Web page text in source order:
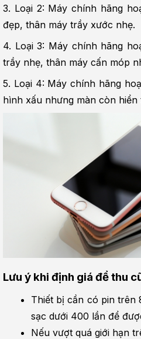
3. Loại 2: Máy chính hãng
đẹp, thân máy trầy xước nhẹ.
4. Loại 3: Máy chính hãng
trầy nhẹ, thân máy cấn móp
5. Loại 4: Máy chính hãng
hình xấu nhưng màn còn
Lưu ý khi định giá để thu
Thiết bị cần có pin trên
sạc dưới 400 lần để
Nếu vượt quá giới hạn